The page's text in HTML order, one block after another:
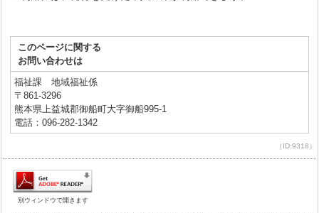
このページに関する
お問い合わせは
福祉課 地域福祉係
〒861-3296
熊本県上益城郡御船町大字御船995-1
電話：096-282-1342
（ID:9318）
別ウィンドウで開きます